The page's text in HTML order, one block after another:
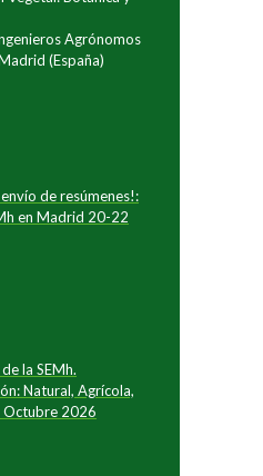
Agrónomos
(España)
de resúmenes!:
en Madrid 20-22
la SEMh.
Natural, Agrícola,
2026